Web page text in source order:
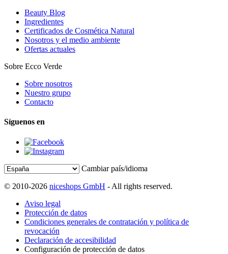
Beauty Blog
Ingredientes
Certificados de Cosmética Natural
Nosotros y el medio ambiente
Ofertas actuales
Sobre Ecco Verde
Sobre nosotros
Nuestro grupo
Contacto
Síguenos en
Cambiar país/idioma
© 2010-2026 niceshops GmbH - All rights reserved.
Aviso legal
Protección de datos
Condiciones generales de contratación y política de
revocación
Declaración de accesibilidad
Configuración de protección de datos